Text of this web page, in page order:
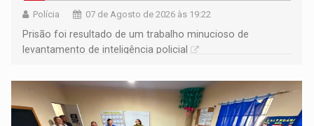
Polícia 07 de Agosto de 2026 às 19:22
Prisão foi resultado de um trabalho minucioso de
levantamento de inteligência policial